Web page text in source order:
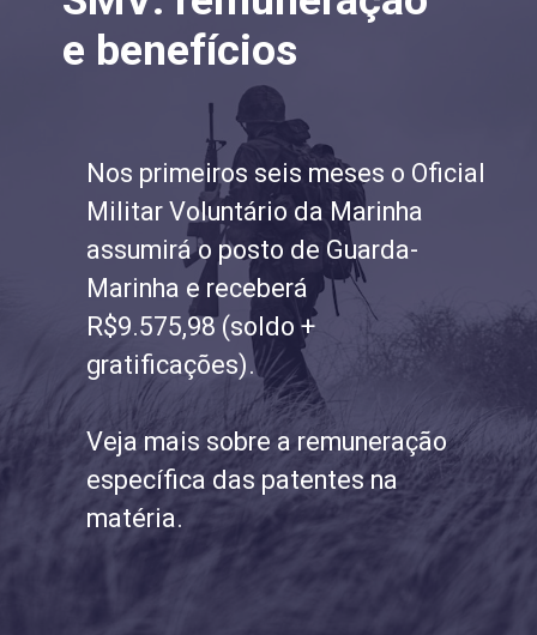
e benefícios
Nos primeiros seis meses o Oficial
Militar Voluntário da Marinha
assumirá o posto de Guarda-
Marinha e receberá
R$9.575,98 (soldo +
gratificações).
Veja mais sobre a remuneração
específica das patentes na
matéria.